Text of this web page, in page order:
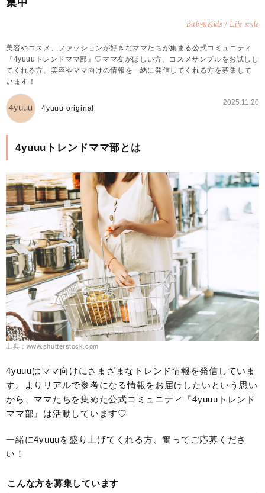
Baby&Kids / Life style
美容やコスメ、ファッションが好きなママたちが集まる公式コミュニティ
『4yuuuトレンドママ部』♡ママ友がほしい方、コスメサンプルをお試しし
てくれる方、美容やママ向けの情報を一緒に発信してくれる方を募集して
います！
4yuuu original
2025.11.20
4yuuuトレンドママ部とは
出典：www.shutterstock.com
4yuuuはママ向けにさまざまなトレンド情報を発信していま
す。よりリアルで参考になる情報をお届けしたいという思い
から、ママたちを集めた公式コミュニティ『4yuuuトレンド
ママ部』は活動しています♡
一緒に4yuuuを盛り上げてくれる方、奮ってご応募くださ
い！
こんな方を募集しています